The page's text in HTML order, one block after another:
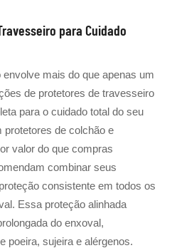
para Cuidado
mais do que apenas um
de protetores de travesseiro
para o cuidado total do seu
protetores de colchão e
valor do que compras
combinar seus
consistente em todos os
Essa proteção alinhada
do enxoval,
poeira, sujeira e alérgenos.